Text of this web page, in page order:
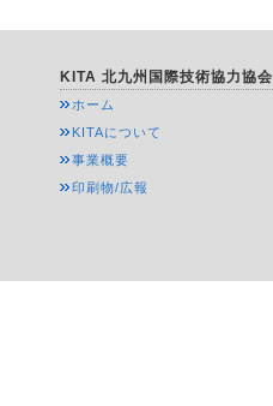
KITA 北九州国際技術協力協会
ホーム
KITAについて
事業概要
印刷物/広報